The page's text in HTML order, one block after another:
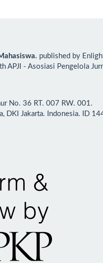
published by
APJI - Asosiasi Pengelola
No. 36 RT. 007 RW. 001.
DKI Jakarta. Indonesia. ID